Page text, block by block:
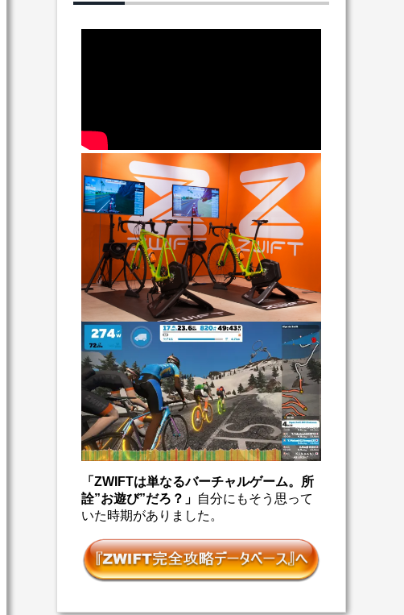
「ZWIFTは単なるバーチャルゲーム。所
詮”お遊び”だろ？」 自分にもそう思って
いた時期がありました。